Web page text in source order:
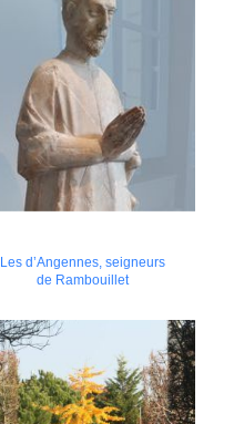
Les d’Angennes, seigneurs
de Rambouillet